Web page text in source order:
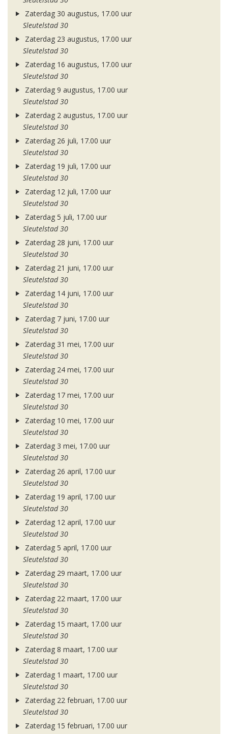
Zaterdag 30 augustus, 17.00 uur
Sleutelstad 30
Zaterdag 23 augustus, 17.00 uur
Sleutelstad 30
Zaterdag 16 augustus, 17.00 uur
Sleutelstad 30
Zaterdag 9 augustus, 17.00 uur
Sleutelstad 30
Zaterdag 2 augustus, 17.00 uur
Sleutelstad 30
Zaterdag 26 juli, 17.00 uur
Sleutelstad 30
Zaterdag 19 juli, 17.00 uur
Sleutelstad 30
Zaterdag 12 juli, 17.00 uur
Sleutelstad 30
Zaterdag 5 juli, 17.00 uur
Sleutelstad 30
Zaterdag 28 juni, 17.00 uur
Sleutelstad 30
Zaterdag 21 juni, 17.00 uur
Sleutelstad 30
Zaterdag 14 juni, 17.00 uur
Sleutelstad 30
Zaterdag 7 juni, 17.00 uur
Sleutelstad 30
Zaterdag 31 mei, 17.00 uur
Sleutelstad 30
Zaterdag 24 mei, 17.00 uur
Sleutelstad 30
Zaterdag 17 mei, 17.00 uur
Sleutelstad 30
Zaterdag 10 mei, 17.00 uur
Sleutelstad 30
Zaterdag 3 mei, 17.00 uur
Sleutelstad 30
Zaterdag 26 april, 17.00 uur
Sleutelstad 30
Zaterdag 19 april, 17.00 uur
Sleutelstad 30
Zaterdag 12 april, 17.00 uur
Sleutelstad 30
Zaterdag 5 april, 17.00 uur
Sleutelstad 30
Zaterdag 29 maart, 17.00 uur
Sleutelstad 30
Zaterdag 22 maart, 17.00 uur
Sleutelstad 30
Zaterdag 15 maart, 17.00 uur
Sleutelstad 30
Zaterdag 8 maart, 17.00 uur
Sleutelstad 30
Zaterdag 1 maart, 17.00 uur
Sleutelstad 30
Zaterdag 22 februari, 17.00 uur
Sleutelstad 30
Zaterdag 15 februari, 17.00 uur